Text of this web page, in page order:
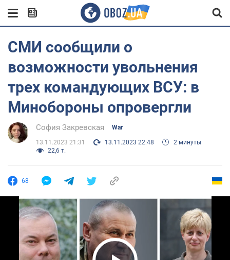
СМИ сообщили о
возможности увольнения
трех командующих ВСУ: в
Минобороны опровергли
София Закревская War
13.11.2023 21:31 13.11.2023 22:48
2 минуты
22,6 т.
68